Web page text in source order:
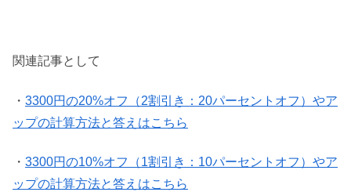
関連記事として
・ 3300円の20%オフ（2割引き：20パーセントオフ）やア
ップの計算方法と答えはこちら
・ 3300円の10%オフ（1割引き：10パーセントオフ）やア
ップの計算方法と答えはこちら